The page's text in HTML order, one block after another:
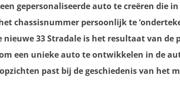
gepersonaliseerde auto te creëren die
chassisnummer persoonlijk te
nieuwe 33 Stradale is het resultaat van de
een unieke auto te ontwikkelen in de
past bij de geschiedenis van het